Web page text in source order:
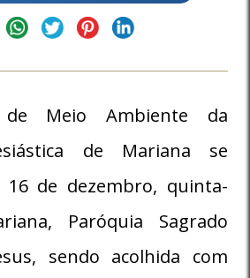
de Meio Ambiente da
de Mariana se
de dezembro, quinta-
Paróquia Sagrado
sendo acolhida com